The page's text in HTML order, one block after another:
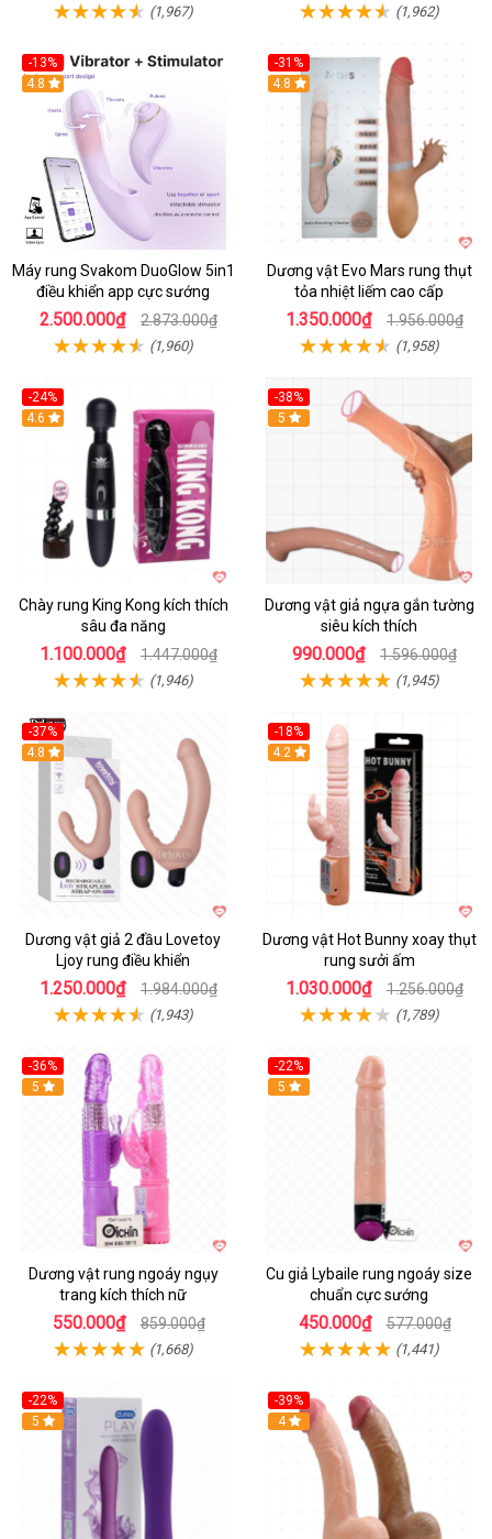
(1,967) (1,962)
-13%
4.8
Máy rung Svakom DuoGlow 5in1
điều khiển app cực sướng
2.500.000₫ 2.873.000₫
(1,960)
-31%
4.8
Dương vật Evo Mars rung thụt
tỏa nhiệt liếm cao cấp
1.350.000₫ 1.956.000₫
(1,958)
-24%
4.6
Chày rung King Kong kích thích
sâu đa năng
1.100.000₫ 1.447.000₫
(1,946)
-38%
Hot
5
Dương vật giả ngựa gắn tường
siêu kích thích
990.000₫ 1.596.000₫
(1,945)
-37%
Hot
4.8
Dương vật giả 2 đầu Lovetoy
Ljoy rung điều khiển
1.250.000₫ 1.984.000₫
(1,943)
-18%
Hot
4.2
Dương vật Hot Bunny xoay thụt
rung sưởi ấm
1.030.000₫ 1.256.000₫
(1,789)
-36%
Hot
5
Dương vật rung ngoáy ngụy
trang kích thích nữ
550.000₫ 859.000₫
(1,668)
-22%
Hot
5
Cu giả Lybaile rung ngoáy size
chuẩn cực sướng
450.000₫ 577.000₫
(1,441)
-22%
Hot
5
-39%
Hot
4